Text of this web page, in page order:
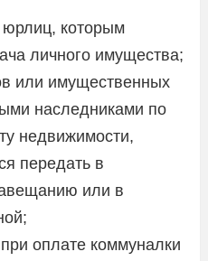
которым
личного имущества;
или имущественных
наследниками по
недвижимости,
передать в
или в
оплате коммуналки